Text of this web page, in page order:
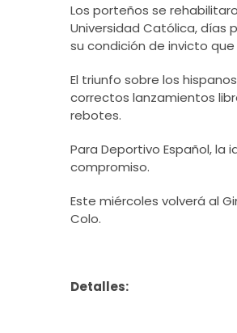
Los porteños se
Universidad Católica, días
su condición de invicto
El triunfo sobre los
correctos lanzamientos
rebotes.
Para Deportivo Español, la
compromiso.
Este miércoles volverá al
Colo.
Detalles: